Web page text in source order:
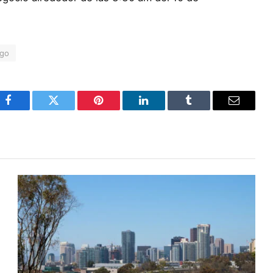
Facebook Twitter Pinterest LinkedIn Tumblr Email